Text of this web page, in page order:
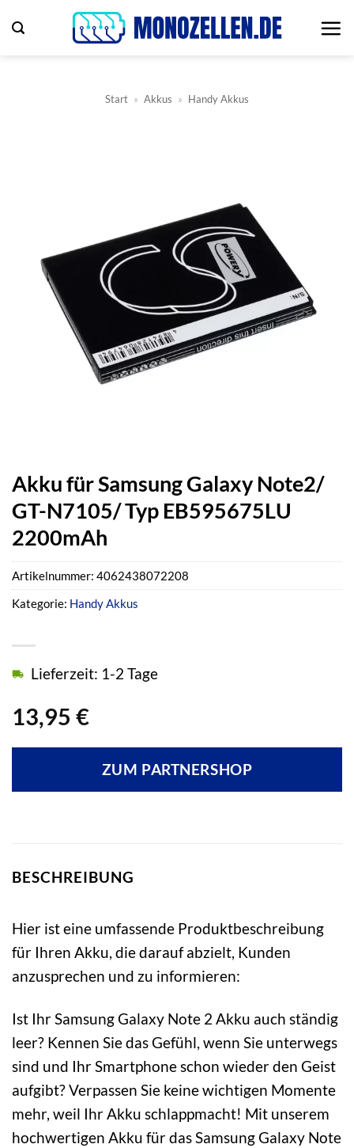
Inhalt
Start » Akkus » Handy Akkus
Akku für Samsung Galaxy Note2/
GT-N7105/ Typ EB595675LU
2200mAh
13,95 €
Lieferzeit: 1-2 Tage
ZUM PARTNERSHOP
Artikelnummer: 4062438072208
Kategorie: Handy Akkus
BESCHREIBUNG
Hier ist eine umfassende Produktbeschreibung
für Ihren Akku, die darauf abzielt, Kunden
anzusprechen und zu informieren:
Ist Ihr Samsung Galaxy Note 2 Akku auch ständig
leer? Kennen Sie das Gefühl, wenn Sie unterwegs
sind und Ihr Smartphone schon wieder den Geist
aufgibt? Verpassen Sie keine wichtigen Momente
mehr, weil Ihr Akku schlappmacht! Mit unserem
hochwertigen Akku für das Samsung Galaxy Note